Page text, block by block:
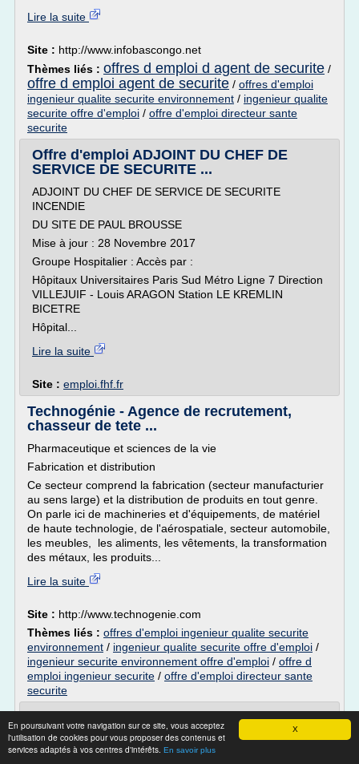
X
En poursuivant votre navigation sur ce site, vous acceptez
l'utilisation de cookies pour vous proposer des contenus et
services adaptés à vos centres d'intérêts. En savoir plus
Lire la suite
Site : http://www.infobascongo.net
Thèmes liés : offres d emploi d agent de securite /
offre d emploi agent de securite / offres d'emploi
ingenieur qualite securite environnement / ingenieur qualite
securite offre d'emploi / offre d'emploi directeur sante
securite
Offre d'emploi ADJOINT DU CHEF DE
SERVICE DE SECURITE ...
ADJOINT DU CHEF DE SERVICE DE SECURITE
INCENDIE
DU SITE DE PAUL BROUSSE
Mise à jour : 28 Novembre 2017
Groupe Hospitalier : Accès par :
Hôpitaux Universitaires Paris Sud Métro Ligne 7 Direction
VILLEJUIF - Louis ARAGON Station LE KREMLIN
BICETRE
Hôpital...
Lire la suite
Site : emploi.fhf.fr
Technogénie - Agence de recrutement,
chasseur de tete ...
Pharmaceutique et sciences de la vie
Fabrication et distribution
Ce secteur comprend la fabrication (secteur manufacturier
au sens large) et la distribution de produits en tout genre.
On parle ici de machineries et d'équipements, de matériel
de haute technologie, de l'aérospatiale, secteur automobile,
les meubles, les aliments, les vêtements, la transformation
des métaux, les produits...
Lire la suite
Site : http://www.technogenie.com
Thèmes liés : offres d'emploi ingenieur qualite securite
environnement / ingenieur qualite securite offre d'emploi /
ingenieur securite environnement offre d'emploi / offre d
emploi ingenieur securite / offre d'emploi directeur sante
securite
Le recrutement | Ville de Marseille
Réf : P_201804_01487_VDM - Téléchargez l'offre (pdf)
Sous l'autorité du Responsable de Service, vous assurez